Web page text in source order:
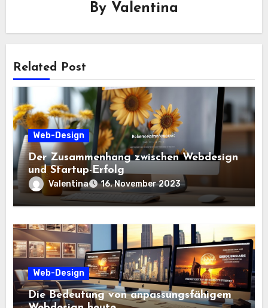
By Valentina
Related Post
Web-Design
Der Zusammenhang zwischen Webdesign
und Startup-Erfolg
Valentina 16. November 2023
Web-Design
Die Bedeutung von anpassungsfähigem